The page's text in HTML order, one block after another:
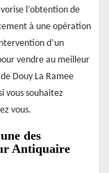
l’obtention de
à une opération
d’un
vendre au meilleur
Douy La Ramee
vous souhaitez
vous.
des
Antiquaire